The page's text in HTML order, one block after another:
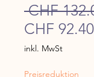
CHF
CHF 92.40
inkl. MwSt
Preisreduktion